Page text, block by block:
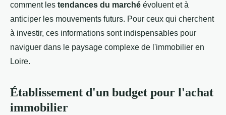
comment les tendances du marché évoluent et à
anticiper les mouvements futurs. Pour ceux qui cherchent
à investir, ces informations sont indispensables pour
naviguer dans le paysage complexe de l'immobilier en
Loire.
Établissement d'un budget pour l'achat
immobilier